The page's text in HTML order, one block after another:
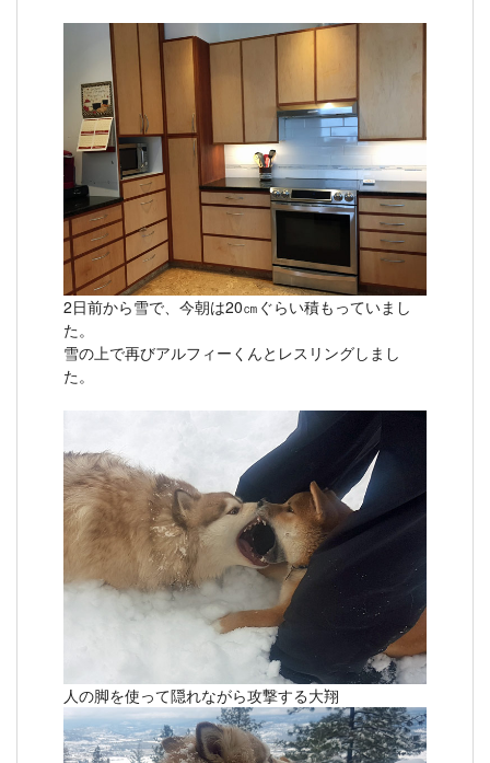
2日前から雪で、今朝は20㎝ぐらい積もっていまし
た。
雪の上で再びアルフィーくんとレスリングしまし
た。
人の脚を使って隠れながら攻撃する大翔